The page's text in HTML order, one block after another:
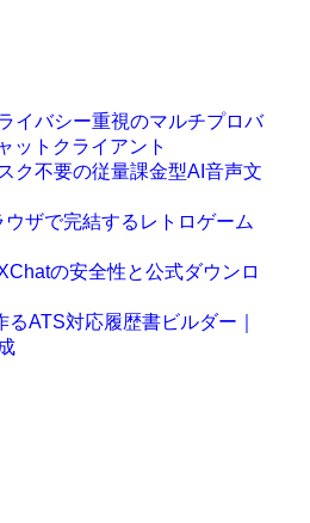
イバシー重視のマルチプロバ
ットクライアント
ク不要の従量課金型AI音声文
ザで完結するレトロゲーム
の安全性と公式ダウンロ
るATS対応履歴書ビルダー｜